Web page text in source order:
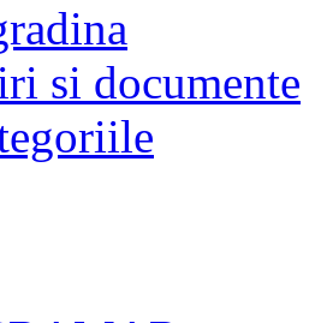
si documente